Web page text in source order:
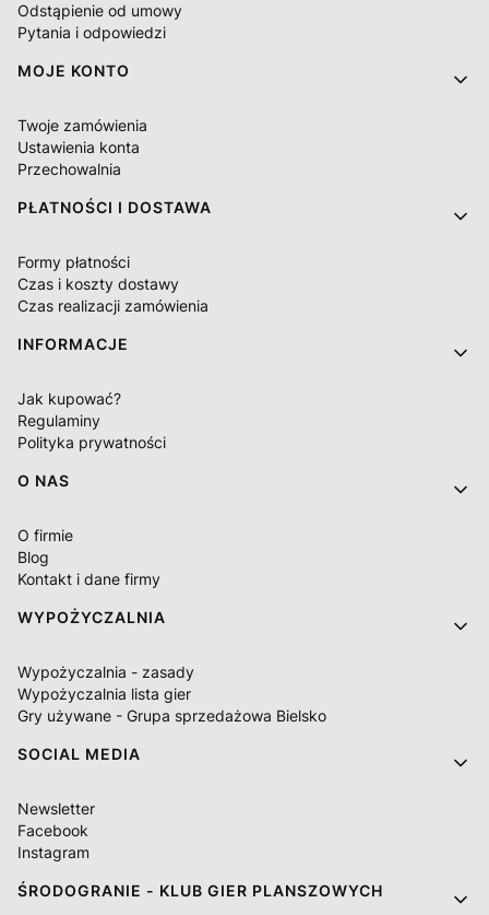
Odstąpienie od umowy
Pytania i odpowiedzi
MOJE KONTO
Twoje zamówienia
Ustawienia konta
Przechowalnia
PŁATNOŚCI I DOSTAWA
Formy płatności
Czas i koszty dostawy
Czas realizacji zamówienia
INFORMACJE
Jak kupować?
Regulaminy
Polityka prywatności
O NAS
O firmie
Blog
Kontakt i dane firmy
WYPOŻYCZALNIA
Wypożyczalnia - zasady
Wypożyczalnia lista gier
Gry używane - Grupa sprzedażowa Bielsko
SOCIAL MEDIA
Newsletter
Facebook
Instagram
ŚRODOGRANIE - KLUB GIER PLANSZOWYCH